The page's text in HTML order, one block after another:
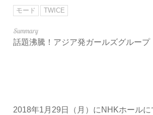
モード TWICE
話題沸騰！アジア発ガールズグルー
2018年1月29日（月）にNHKホール